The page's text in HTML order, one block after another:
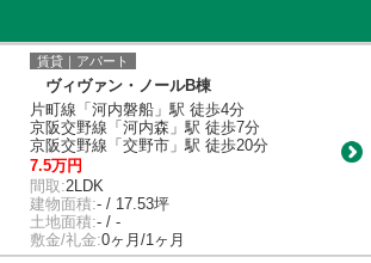
賃貸｜アパート
ヴィヴァン・ノールB棟
片町線「河内磐船」駅 徒歩4分
京阪交野線「河内森」駅 徒歩7分
京阪交野線「交野市」駅 徒歩20分
7.5万円
間取:2LDK
建物面積:- / 17.53坪
土地面積:- / -
敷金/礼金:0ヶ月/1ヶ月